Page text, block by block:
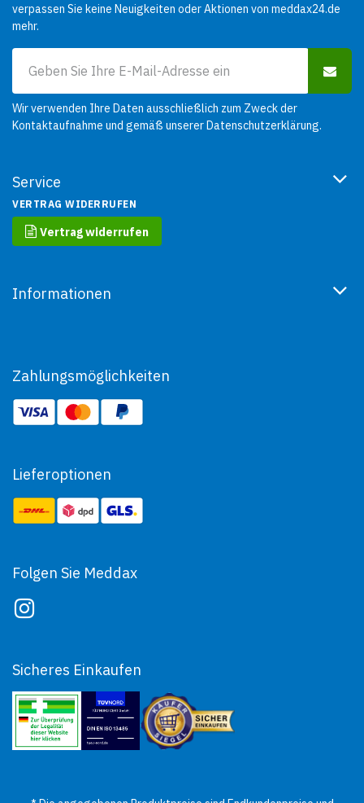
Service
VERTRAG WIDERRUFEN
Vertrag widerrufen
Informationen
verpassen Sie keine Neuigkeiten oder Aktionen von meddax24.de
mehr.
Wir verwenden Ihre Daten ausschließlich zum Zweck der
Kontaktaufnahme und gemäß unsererDatenschutzerklärung.
Zahlungsmöglichkeiten
Lieferoptionen
Folgen Sie Meddax
Sicheres Einkaufen